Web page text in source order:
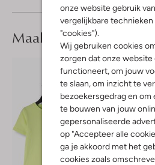
onze website gebruik
vergelijkbare technieken
"cookies").
Wij gebruiken cookies
zorgen dat onze website
functioneert, om jouw
te slaan, om inzicht te
bezoekersgedrag en om
te bouwen van jouw
gepersonaliseerde
op "Accepteer alle
ga je akkoord met het
cookies zoals
Maak jelook compleet